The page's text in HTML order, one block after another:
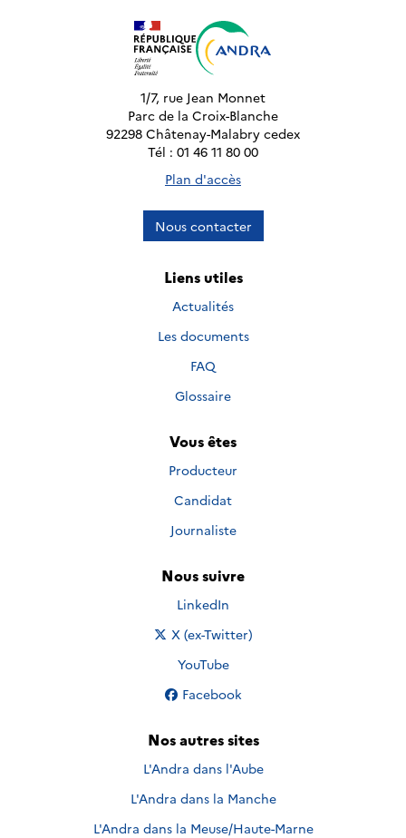
1/7, rue Jean Monnet
Parc de la Croix-Blanche
92298 Châtenay-Malabry cedex
Tél : 01 46 11 80 00
Plan d'accès
Nous contacter
Liens utiles
Actualités
Les documents
FAQ
Glossaire
Vous êtes
Producteur
Candidat
Journaliste
Nous suivre
Nous suivre sur
LinkedIn
Nous suivre sur
X (ex-Twitter)
Nous suivre sur
YouTube
Nous suivre sur
Facebook
Nos autres sites
L'Andra dans l'Aube
L'Andra dans la Manche
L'Andra dans la Meuse/Haute-Marne